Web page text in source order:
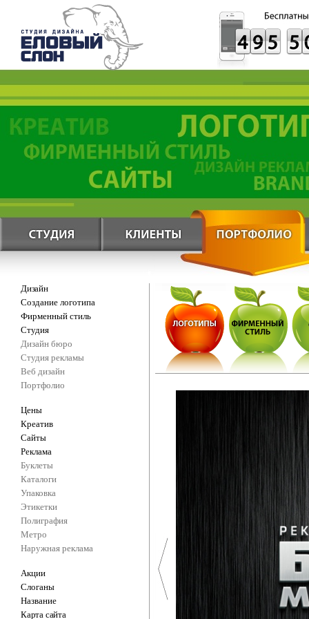
Дизайн
Создание логотипа
Фирменный стиль
Студия
Дизайн бюро
Студия рекламы
Веб дизайн
Портфолио
Цены
Креатив
Сайты
Реклама
Буклеты
Каталоги
Упаковка
Этикетки
Полиграфия
Метро
Наружная реклама
Акции
Слоганы
Название
Карта сайта